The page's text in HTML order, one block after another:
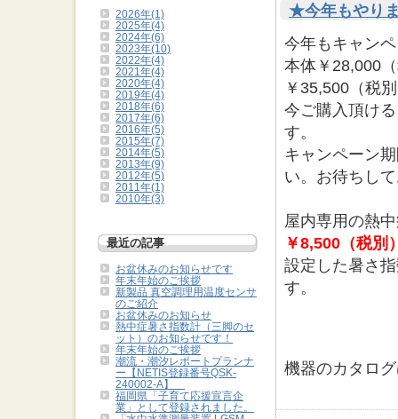
★今年もやり
今年もキャン
本体￥28,000
￥35,500（税
今ご購入頂け
す。
キャンペーン
い。お待ちし
屋内専用の熱
￥8,500（税別
設定した暑さ
す。
機器のカタ
2026年(1)
2025年(4)
2024年(6)
2023年(10)
2022年(4)
2021年(4)
2020年(4)
2019年(4)
2018年(6)
2017年(6)
2016年(5)
2015年(7)
2014年(5)
2013年(9)
2012年(5)
2011年(1)
2010年(3)
最近の記事
お盆休みのお知らせです
年末年始のご挨拶
新製品 真空調理用温度センサ
のご紹介
お盆休みのお知らせ
熱中症暑さ指数計（三脚のセ
ット）のお知らせです！
年末年始のご挨拶
潮流・潮汐レポートプランナ
ー【NETIS登録番号QSK-
240002-A】
福岡県「子育て応援宣言企
業」として登録されました。